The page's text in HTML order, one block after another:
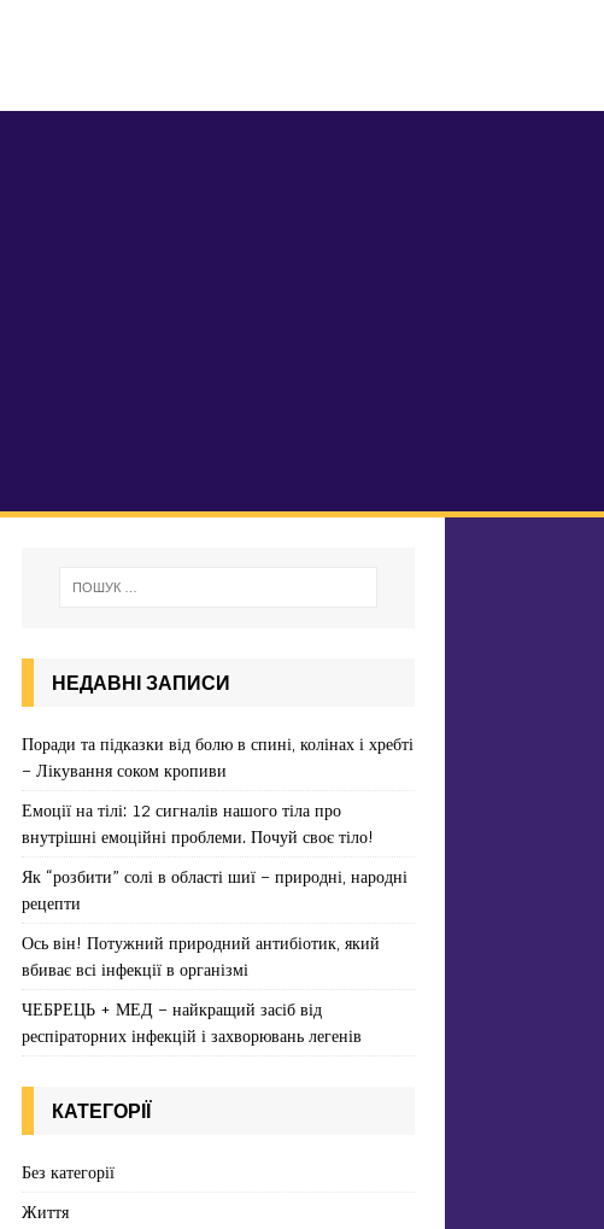
НЕДАВНІ ЗАПИСИ
Поради та підказки від болю в спині, колінах і хребті
– Лікування соком кропиви
Емоції на тілі: 12 сигналів нашого тіла про
внутрішні емоційні проблеми. Почуй своє тіло!
Як “розбити” солі в області шиї – природні, народні
рецепти
Ось він! Потужний природний антибіотик, який
вбиває всі інфекції в організмі
ЧЕБРЕЦЬ + МЕД – найкращий засіб від
респіраторних інфекцій і захворювань легенів
КАТЕГОРІЇ
Без категорії
Життя